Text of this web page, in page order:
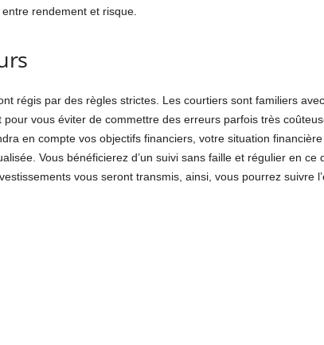
rendement et risque.
régis par des règles strictes. Les courtiers sont familiers
vous éviter de commettre des erreurs parfois très
en compte vos objectifs financiers, votre situation financière
Vous bénéficierez d’un suivi sans faille et régulier en ce
vous seront transmis, ainsi, vous pourrez suivre